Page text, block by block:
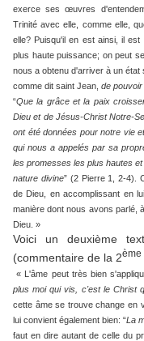
exerce ses œuvres
Trinité avec elle, comme elle,
elle? Puisqu'il en est ainsi, il
plus haute puissance; on peut
nous a obtenu d'arriver à un état
comme dit saint Jean, de
“Que la grâce et la paix
Dieu et de Jésus-Christ Notre-
ont été données pour notre vie
qui nous a appelés par sa
les promesses les plus hautes
nature divine” (2 Pierre 1, 2-4).
de Dieu, en accomplissant en
manière dont nous avons parlé,
Dieu. »
Voici un deuxième
(commentaire de la 2ème
« L'âme peut très bien
plus moi qui vis, c'est le Christ
cette âme se trouve change en
lui convient également bien: “La
faut en dire autant de celle du